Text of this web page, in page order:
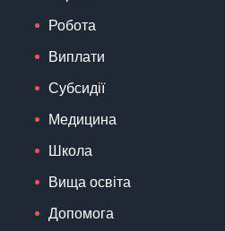
Робота
Виплати
Субсидії
Медицина
Школа
Вища освіта
Допомога